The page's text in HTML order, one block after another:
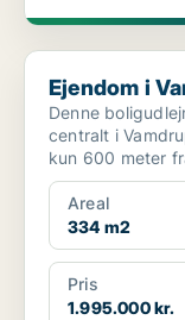
Ejendom i Vamdrup
Ejendom i
Denne
centralt i
kun 600 meter fra stationen.
a...
Areal
334 m2
Pris
1.995.000 kr.